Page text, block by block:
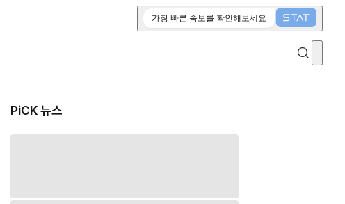
가장 빠른 속보를 확인해보세요
PiCK 뉴스